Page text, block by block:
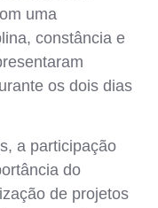
uma
constância e
os dois dias
a participação
do
de projetos